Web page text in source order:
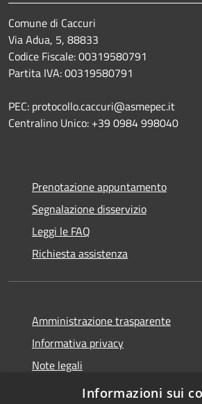
Comune di Caccuri
Via Adua, 5, 88833
Codice Fiscale: 00319580791
Partita IVA: 00319580791
PEC: protocollo.caccuri@asmepec.it
Centralino Unico: +39 0984 998040
Prenotazione appuntamento
Segnalazione disservizio
Leggi le FAQ
Richiesta assistenza
Amministrazione trasparente
Informativa privacy
Note legali
Dichiarazione di accessibilità
Informazioni sui